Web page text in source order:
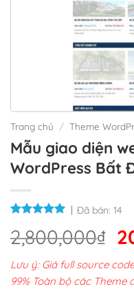
Trang chủ / Theme
Mẫu giao diện
WordPress Bất
Đã bán: 14
2,800,000₫
Lưu ý: Giá full source
99% Toàn bộ các Theme